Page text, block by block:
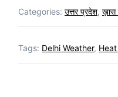
Categories: उत्तर प्रदेश, ख़ास
Tags: Delhi Weather,